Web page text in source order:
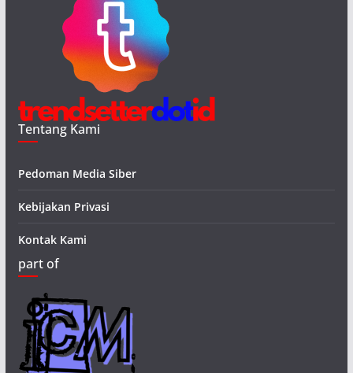
Tentang Kami
Pedoman Media Siber
Kebijakan Privasi
Kontak Kami
part of